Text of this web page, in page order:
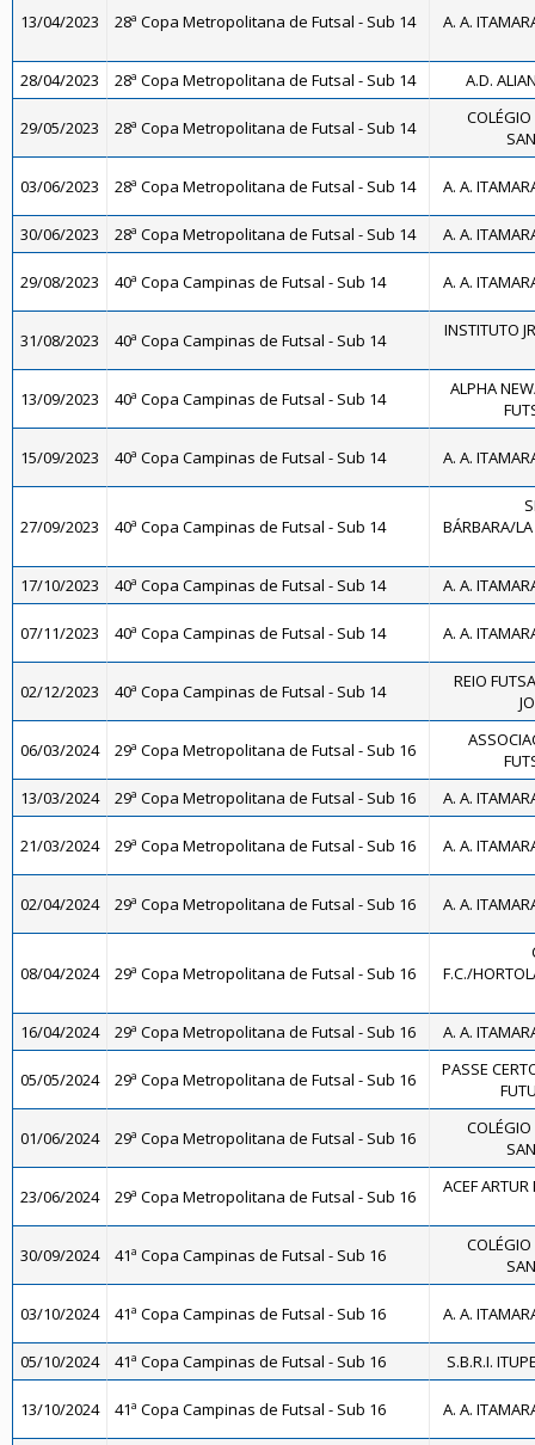
13/04/2023 28ª Copa Metropolitana de Futsal - Sub 14 A. A.
28/04/2023 28ª Copa Metropolitana de Futsal - Sub 14 A.D.
29/05/2023 28ª Copa Metropolitana de Futsal - Sub 14
COLÉGIO
03/06/2023 28ª Copa Metropolitana de Futsal - Sub 14 A. A.
30/06/2023 28ª Copa Metropolitana de Futsal - Sub 14 A. A.
29/08/2023 40ª Copa Campinas de Futsal - Sub 14 A. A.
31/08/2023 40ª Copa Campinas de Futsal - Sub 14 INSTITUTO
13/09/2023 40ª Copa Campinas de Futsal - Sub 14
ALPHA
15/09/2023 40ª Copa Campinas de Futsal - Sub 14 A. A.
27/09/2023 40ª Copa Campinas de Futsal - Sub 14
BÁRBARA/
17/10/2023 40ª Copa Campinas de Futsal - Sub 14 A. A.
07/11/2023 40ª Copa Campinas de Futsal - Sub 14 A. A.
02/12/2023 40ª Copa Campinas de Futsal - Sub 14
REIO
06/03/2024 29ª Copa Metropolitana de Futsal - Sub 16
13/03/2024
29ª Copa Metropolitana de Futsal - Sub 16 A. A.
21/03/2024 29ª Copa Metropolitana de Futsal - Sub 16 A. A.
02/04/2024 29ª Copa Metropolitana de Futsal - Sub 16 A. A.
08/04/2024 29ª Copa Metropolitana de Futsal - Sub 16
F.C./
16/04/2024 29ª Copa Metropolitana de Futsal - Sub 16 A. A.
05/05/2024 29ª Copa Metropolitana de Futsal - Sub 16
PASSE
01/06/2024 29ª Copa Metropolitana de Futsal - Sub 16
COLÉGIO
23/06/2024 29ª Copa Metropolitana de Futsal - Sub 16 ACEF
30/09/2024 41ª Copa Campinas de Futsal - Sub 16
COLÉGIO
03/10/2024 41ª Copa Campinas de Futsal - Sub 16 A. A.
05/10/2024 41ª Copa Campinas de Futsal - Sub 16 S.B.R.I.
13/10/2024 41ª Copa Campinas de Futsal - Sub 16 A. A.